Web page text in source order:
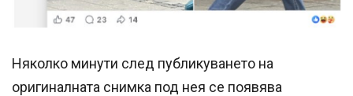
Няколко минути след публикуването на
оригиналната снимка под нея се появява